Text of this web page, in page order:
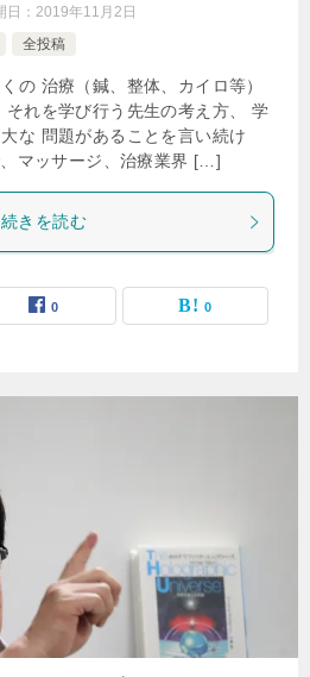
日： 2019年11月2日
全投稿
の 治療（鍼、整体、カイロ等）
れを学び行う先生の考え方、 学
な 問題があることを言い続け
マッサージ、治療業界 […]
続きを読む
0 0